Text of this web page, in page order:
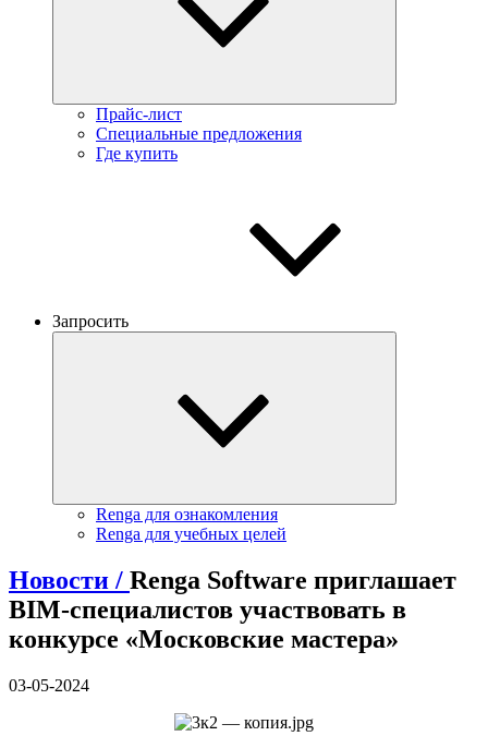
Прайс-лист
Специальные предложения
Где купить
Запросить
Renga для ознакомления
Renga для учебных целей
Новости / Renga Software приглашает
BIM-специалистов участвовать в
конкурсе «Московские мастера»
03-05-2024